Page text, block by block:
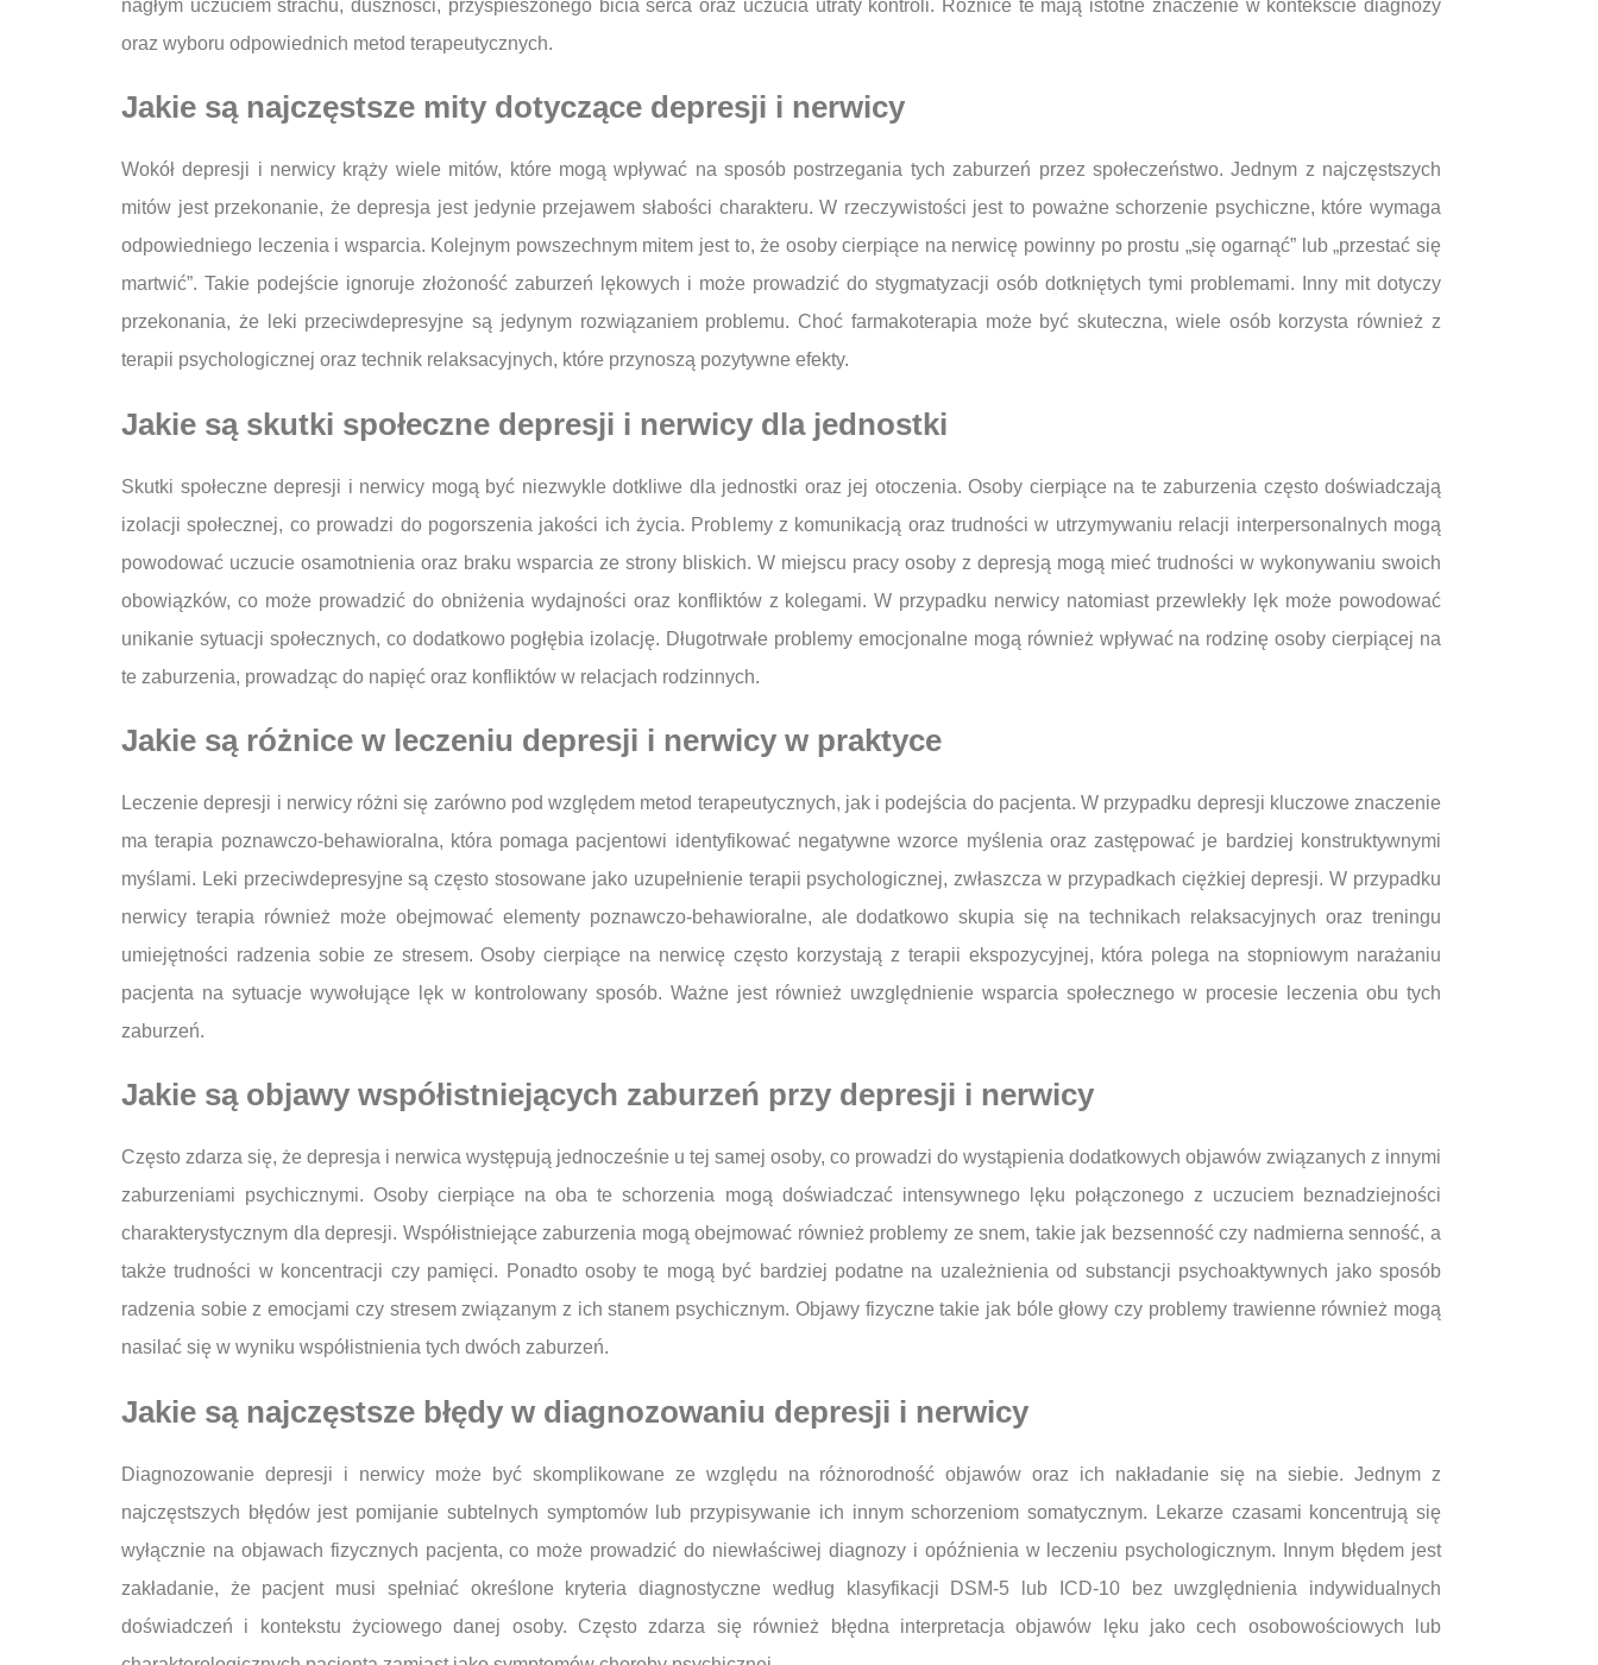
nagłym uczuciem strachu, duszności, przyspieszonego bicia serca oraz uczucia utraty kontroli. Różnice te mają istotne znaczenie w kontekście diagnozy
oraz wyboru odpowiednich metod terapeutycznych.
Jakie są najczęstsze mity dotyczące depresji i nerwicy
Wokół depresji i nerwicy krąży wiele mitów, które mogą wpływać na sposób postrzegania tych zaburzeń przez społeczeństwo. Jednym z najczęstszych
mitów jest przekonanie, że depresja jest jedynie przejawem słabości charakteru. W rzeczywistości jest to poważne schorzenie psychiczne, które wymaga
odpowiedniego leczenia i wsparcia. Kolejnym powszechnym mitem jest to, że osoby cierpiące na nerwicę powinny po prostu „się ogarnąć” lub „przestać się
martwić”. Takie podejście ignoruje złożoność zaburzeń lękowych i może prowadzić do stygmatyzacji osób dotkniętych tymi problemami. Inny mit dotyczy
przekonania, że leki przeciwdepresyjne są jedynym rozwiązaniem problemu. Choć farmakoterapia może być skuteczna, wiele osób korzysta również z
terapii psychologicznej oraz technik relaksacyjnych, które przynoszą pozytywne efekty.
Jakie są skutki społeczne depresji i nerwicy dla jednostki
Skutki społeczne depresji i nerwicy mogą być niezwykle dotkliwe dla jednostki oraz jej otoczenia. Osoby cierpiące na te zaburzenia często doświadczają
izolacji społecznej, co prowadzi do pogorszenia jakości ich życia. Problemy z komunikacją oraz trudności w utrzymywaniu relacji interpersonalnych mogą
powodować uczucie osamotnienia oraz braku wsparcia ze strony bliskich. W miejscu pracy osoby z depresją mogą mieć trudności w wykonywaniu swoich
obowiązków, co może prowadzić do obniżenia wydajności oraz konfliktów z kolegami. W przypadku nerwicy natomiast przewlekły lęk może powodować
unikanie sytuacji społecznych, co dodatkowo pogłębia izolację. Długotrwałe problemy emocjonalne mogą również wpływać na rodzinę osoby cierpiącej na
te zaburzenia, prowadząc do napięć oraz konfliktów w relacjach rodzinnych.
Jakie są różnice w leczeniu depresji i nerwicy w praktyce
Leczenie depresji i nerwicy różni się zarówno pod względem metod terapeutycznych, jak i podejścia do pacjenta. W przypadku depresji kluczowe znaczenie
ma terapia poznawczo-behawioralna, która pomaga pacjentowi identyfikować negatywne wzorce myślenia oraz zastępować je bardziej konstruktywnymi
myślami. Leki przeciwdepresyjne są często stosowane jako uzupełnienie terapii psychologicznej, zwłaszcza w przypadkach ciężkiej depresji. W przypadku
nerwicy terapia również może obejmować elementy poznawczo-behawioralne, ale dodatkowo skupia się na technikach relaksacyjnych oraz treningu
umiejętności radzenia sobie ze stresem. Osoby cierpiące na nerwicę często korzystają z terapii ekspozycyjnej, która polega na stopniowym narażaniu
pacjenta na sytuacje wywołujące lęk w kontrolowany sposób. Ważne jest również uwzględnienie wsparcia społecznego w procesie leczenia obu tych
zaburzeń.
Jakie są objawy współistniejących zaburzeń przy depresji i nerwicy
Często zdarza się, że depresja i nerwica występują jednocześnie u tej samej osoby, co prowadzi do wystąpienia dodatkowych objawów związanych z innymi
zaburzeniami psychicznymi. Osoby cierpiące na oba te schorzenia mogą doświadczać intensywnego lęku połączonego z uczuciem beznadziejności
charakterystycznym dla depresji. Współistniejące zaburzenia mogą obejmować również problemy ze snem, takie jak bezsenność czy nadmierna senność, a
także trudności w koncentracji czy pamięci. Ponadto osoby te mogą być bardziej podatne na uzależnienia od substancji psychoaktywnych jako sposób
radzenia sobie z emocjami czy stresem związanym z ich stanem psychicznym. Objawy fizyczne takie jak bóle głowy czy problemy trawienne również mogą
nasilać się w wyniku współistnienia tych dwóch zaburzeń.
Jakie są najczęstsze błędy w diagnozowaniu depresji i nerwicy
Diagnozowanie depresji i nerwicy może być skomplikowane ze względu na różnorodność objawów oraz ich nakładanie się na siebie. Jednym z
najczęstszych błędów jest pomijanie subtelnych symptomów lub przypisywanie ich innym schorzeniom somatycznym. Lekarze czasami koncentrują się
wyłącznie na objawach fizycznych pacjenta, co może prowadzić do niewłaściwej diagnozy i opóźnienia w leczeniu psychologicznym. Innym błędem jest
zakładanie, że pacjent musi spełniać określone kryteria diagnostyczne według klasyfikacji DSM-5 lub ICD-10 bez uwzględnienia indywidualnych
doświadczeń i kontekstu życiowego danej osoby. Często zdarza się również błędna interpretacja objawów lęku jako cech osobowościowych lub